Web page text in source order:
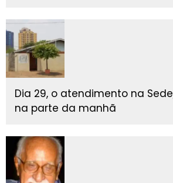
Dia 29, o atendimento na
na parte da manhã